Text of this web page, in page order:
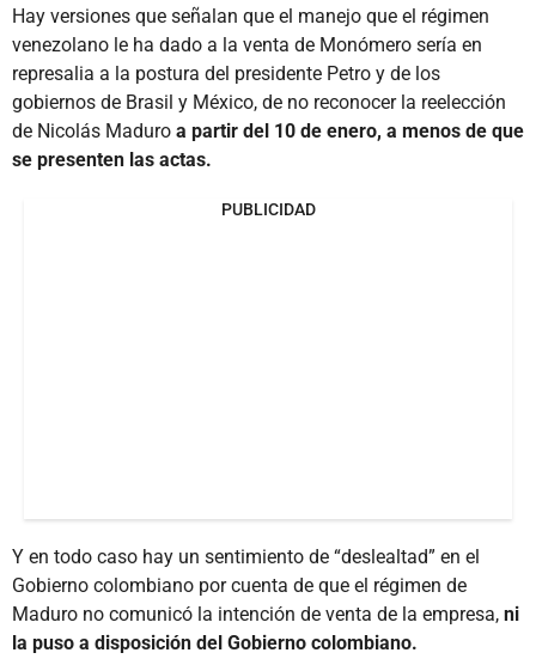
Hay versiones que señalan que el manejo que el régimen
venezolano le ha dado a la venta de Monómero sería en
represalia a la postura del presidente Petro y de los
gobiernos de Brasil y México, de no reconocer la reelección
de Nicolás Maduro a partir del 10 de enero, a menos de que
se presenten las actas.
PUBLICIDAD
Y en todo caso hay un sentimiento de “deslealtad” en el
Gobierno colombiano por cuenta de que el régimen de
Maduro no comunicó la intención de venta de la empresa, ni
la puso a disposición del Gobierno colombiano.